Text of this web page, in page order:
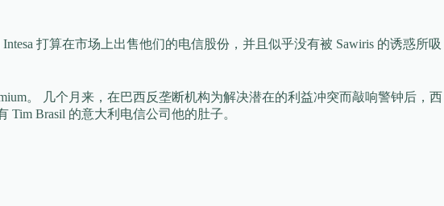
打算在市场上出售他们的电信股份，并且似乎没有被 Sawiris 的诱惑所吸
。 几个月来，在巴西反垄断机构为解决潜在的利益冲突而敲响警钟后，西
Brasil 的意大利电信公司他的肚子。